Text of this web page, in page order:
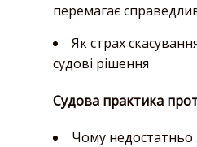
перемагає
Як страх
судові рішення
Судова практика
Чому недостатньо